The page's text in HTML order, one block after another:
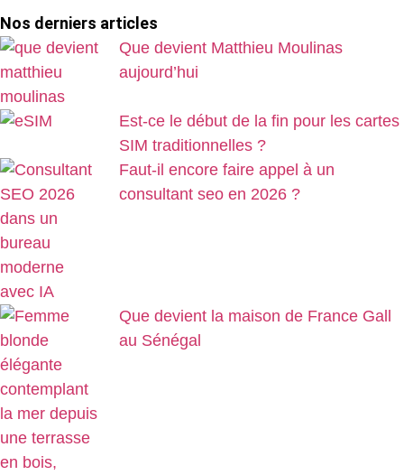
Nos derniers articles
Que devient Matthieu Moulinas
aujourd’hui
Est-ce le début de la fin pour les cartes
SIM traditionnelles ?
Faut-il encore faire appel à un
consultant seo en 2026 ?
Que devient la maison de France Gall
au Sénégal